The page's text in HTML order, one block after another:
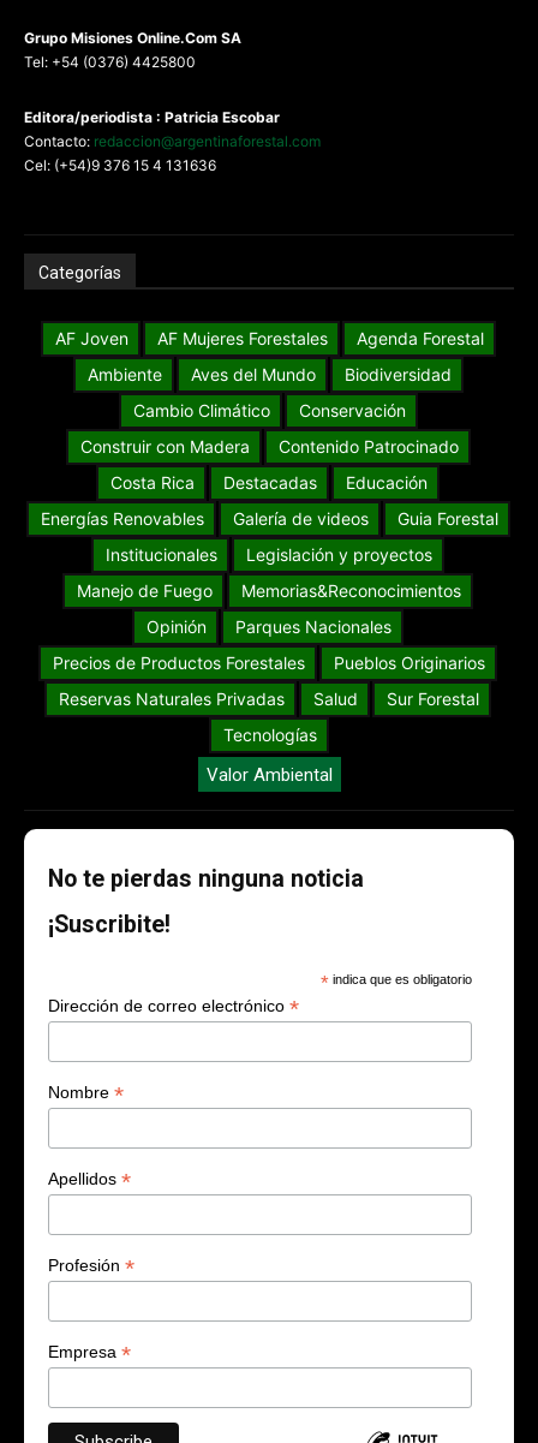
Grupo Misiones Online.Com SA
Tel: +54 (0376) 4425800
Editora/periodista : Patricia Escobar
Contacto: redaccion@argentinaforestal.com
Cel: (+54)9 376 15 4 131636
Categorías
AF Joven AF Mujeres Forestales
Agenda Forestal
Ambiente
Aves del Mundo
Biodiversidad
Cambio Climático
Conservación
Construir con Madera
Contenido Patrocinado
Costa Rica
Destacadas
Educación
Energías Renovables
Galería de videos
Guia Forestal
Institucionales
Legislación y proyectos
Manejo de Fuego
Memorias&Reconocimientos
Opinión
Parques Nacionales
Precios de Productos Forestales
Pueblos Originarios
Reservas Naturales Privadas
Salud
Sur Forestal
Tecnologías
Valor Ambiental
No te pierdas ninguna noticia
¡Suscribite!
* indica que es obligatorio
Dirección de correo electrónico *
Nombre *
Apellidos *
Profesión *
Empresa *